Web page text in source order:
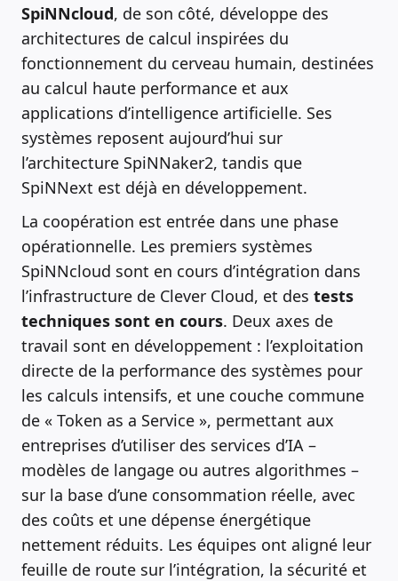
SpiNNcloud, de son côté, développe des
architectures de calcul inspirées du
fonctionnement du cerveau humain, destinées
au calcul haute performance et aux
applications d’intelligence artificielle. Ses
systèmes reposent aujourd’hui sur
l’architecture SpiNNaker2, tandis que
SpiNNext est déjà en développement.
La coopération est entrée dans une phase
opérationnelle. Les premiers systèmes
SpiNNcloud sont en cours d’intégration dans
l’infrastructure de Clever Cloud, et des tests
techniques sont en cours. Deux axes de
travail sont en développement : l’exploitation
directe de la performance des systèmes pour
les calculs intensifs, et une couche commune
de « Token as a Service », permettant aux
entreprises d’utiliser des services d’IA –
modèles de langage ou autres algorithmes –
sur la base d’une consommation réelle, avec
des coûts et une dépense énergétique
nettement réduits. Les équipes ont aligné leur
feuille de route sur l’intégration, la sécurité et